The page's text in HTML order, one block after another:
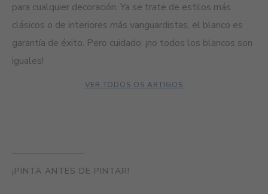
para cualquier decoración. Ya se trate de estilos más
clásicos o de interiores más vanguardistas, el blanco es
garantía de éxito. Pero cuidado: ¡no todos los blancos son
iguales!
VER TODOS OS ARTIGOS
¡PINTA ANTES DE PINTAR!